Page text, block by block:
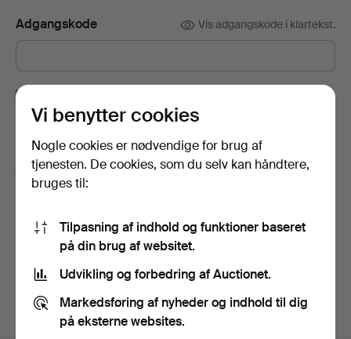
Adgangskode Vis adgangskode i klartekst.
Her kan du blandt andet se eksperttips, udvalgte genstande og
inspiration. Hvis du fortryder, kan du nemt framelde det igen.
Jeg er over 18 år og godkenderbrugervilkårene
købsbetingelser
Vi benytter cookies
Nogle cookies er nødvendige for brug af
tjenesten. De cookies, som du selv kan håndtere,
bruges til:
Tilpasning af indhold og funktioner baseret
på din brug af websitet.
Udvikling og forbedring af Auctionet.
Markedsføring af nyheder og indhold til dig
på eksterne websites.